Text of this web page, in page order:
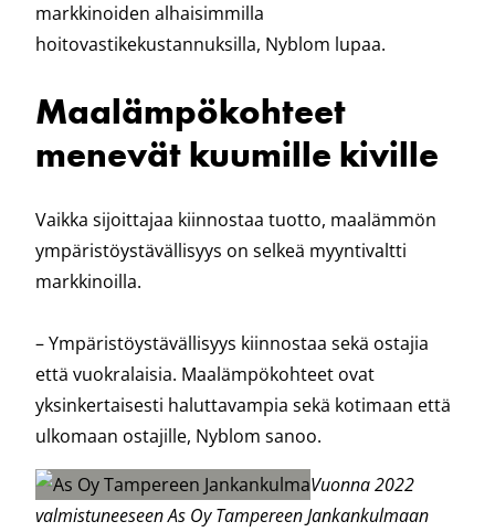
markkinoiden alhaisimmilla
hoitovastikekustannuksilla, Nyblom lupaa.
Maalämpökohteet
menevät kuumille kiville
Vaikka sijoittajaa kiinnostaa tuotto, maalämmön
ympäristöystävällisyys on selkeä myyntivaltti
markkinoilla.
– Ympäristöystävällisyys kiinnostaa sekä ostajia
että vuokralaisia. Maalämpökohteet ovat
yksinkertaisesti haluttavampia sekä kotimaan että
ulkomaan ostajille, Nyblom sanoo.
Vuonna 2022
valmistuneeseen As Oy Tampereen Jankankulmaan